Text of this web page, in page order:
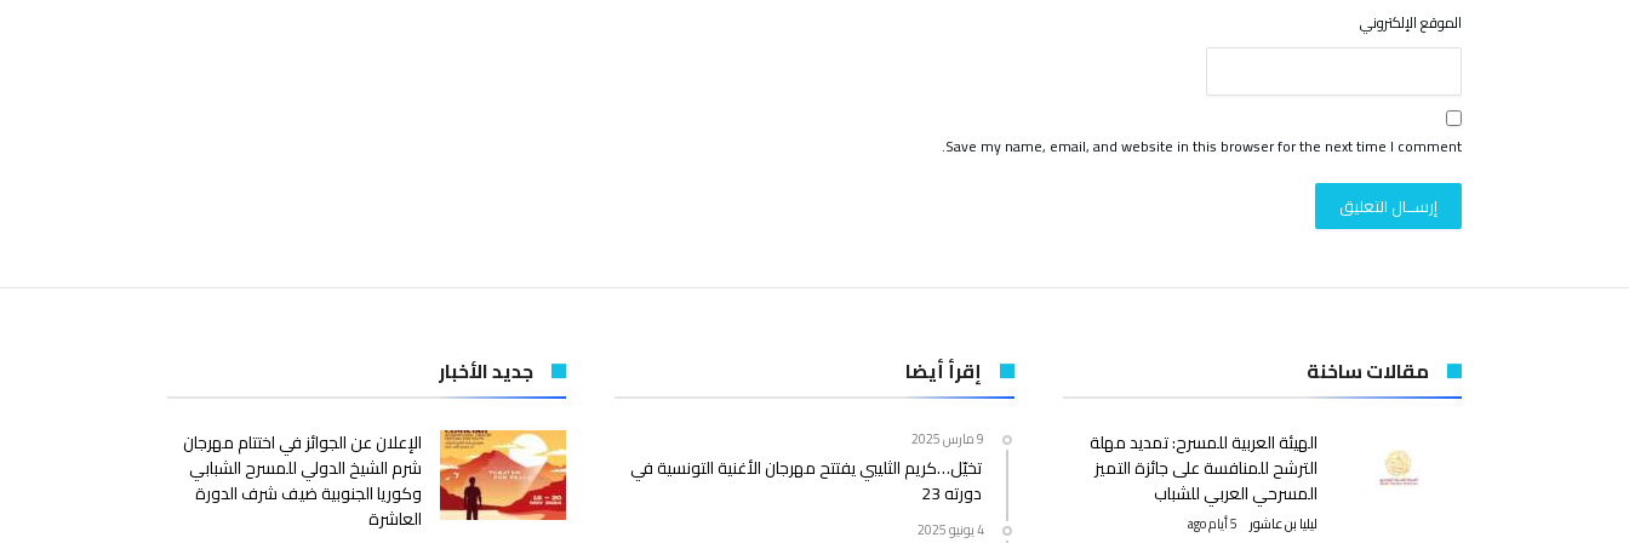
الموقع الإلكتروني
Save my name, email, and website in this browser for the next time I comment.
مقالات ساخنة
الهيئة العربية للمسرح: تمديد مهلة
الترشح للمنافسة على جائزة التميز
المسرحي العربي للشباب
ليليا بن عاشور 5 أيام ago
إقرأ أيضا
9 مارس 2025
تخيّل…كريم الثليبي يفتتح مهرجان الأغنية التونسية في
دورته 23
4 يونيو 2025
جديد الأخبار
الإعلان عن الجوائز في اختتام مهرجان
شرم الشيخ الدولي للمسرح الشبابي
وكوريا الجنوبية ضيف شرف الدورة
العاشرة